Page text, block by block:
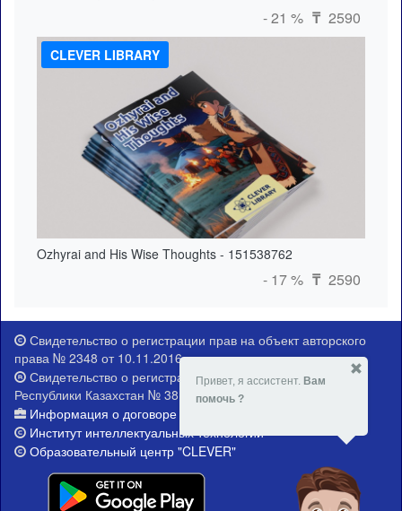
- 21 % ₸ 2590
CLEVER LIBRARY
Ozhyrai and His Wise Thoughts - 151538762
- 17 % ₸ 2590
Свидетельство о регистрации прав на объект авторского
права № 2348 от 10.11.2016 г.
Свидетельство о регистрации Министерства юстиции
Республики Казахстан № 381-Е от 21.02.2015 г.
Информация о договоре публичной оферты
Институт интеллектуальных технологий
Образовательный центр "CLEVER"
Привет, я ассистент. Вам
помочь ?